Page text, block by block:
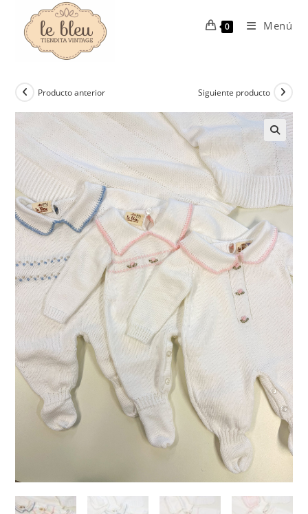
contenido
0 Menú
Producto anterior Siguiente producto